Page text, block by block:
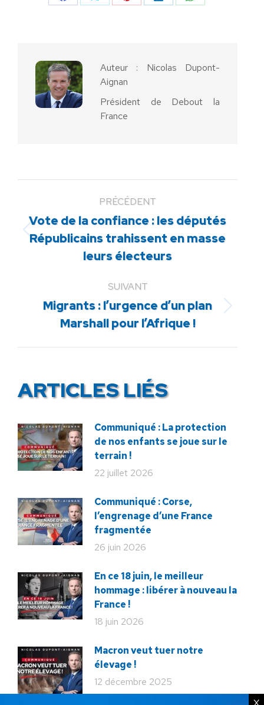
PartagerPartagerPartagerPartagerPartager
Auteur : Nicolas Dupont-
Aignan
Président de Debout la
France
PRÉCÉDENT
Article
précédent
:
Vote de la confiance : les députés
Républicains trahissent en masse
leurs électeurs
SUIVANT
Article
suivant
Migrants : l’urgence d’un plan
Marshall pour l’Afrique !
ARTICLES LIÉS
Communiqué : La protection
de nos enfants se joue sur le
terrain !
22 juillet 2026
Communiqué : Corse,
l’engrenage d’une France
fragmentée
26 juin 2026
En ce 18 juin, le meilleur
hommage : libérer à nouveau la
France !
18 juin 2026
Macron veut tuer notre
élevage !
12 décembre 2025